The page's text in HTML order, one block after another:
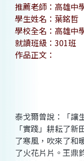
推薦老師：高雄中
學生姓名：葉銘哲
學校全名：高雄中
就讀班級：301班
作品正文：
泰戈爾曾說：「讓
「實踐」耕耘了
了寒風，吹來了和
了火花片片。王鼎